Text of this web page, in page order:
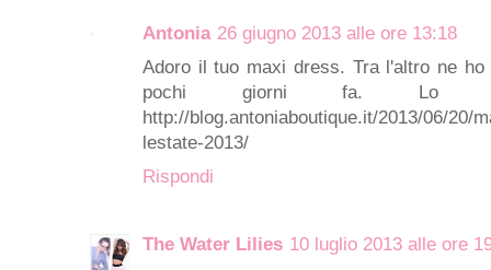
Antonia 26 giugno 2013 alle ore 13:18
Adoro il tuo maxi dress. Tra l'altro ne
pochi giorni fa. Lo
http://blog.antoniaboutique.it/2013/06/20/
lestate-2013/
Rispondi
The Water Lilies 10 luglio 2013 alle ore